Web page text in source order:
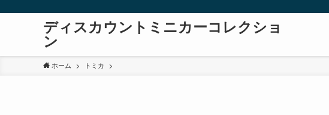
ディスカウントミニカーコレクショ
ン
ホーム トミカ